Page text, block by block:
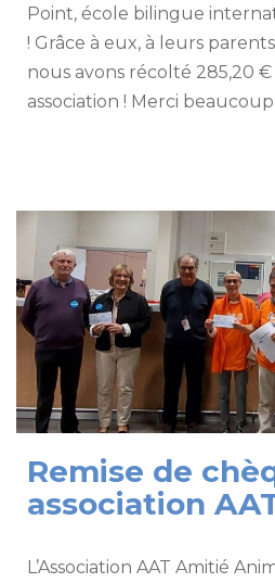
Point, école bilingue
! Grâce à eux, à leurs
nous avons récolté 285,20
association ! Merci
Remise de
association
L’Association AAT Amitié